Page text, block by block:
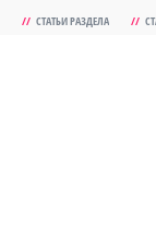
// СТАТЬИ РАЗДЕЛА //